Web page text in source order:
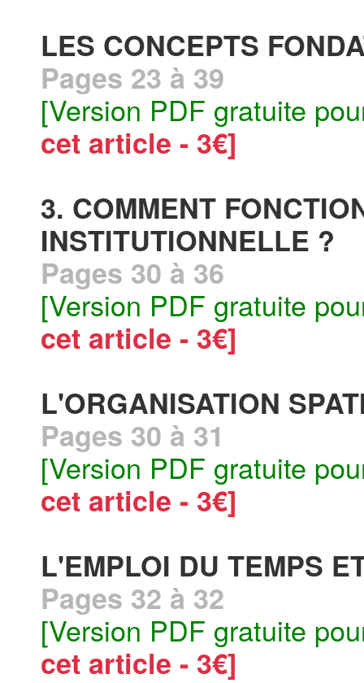
LES CONCEPTS
Pages 23 à 39
[Version PDF gratuite
cet article - 3€]
3. COMMENT
INSTITUTIONNELLE ?
Pages 30 à 36
[Version PDF gratuite
cet article - 3€]
L'ORGANISATION
Pages 30 à 31
[Version PDF gratuite
cet article - 3€]
L'EMPLOI DU TEMPS
Pages 32 à 32
[Version PDF gratuite
cet article - 3€]